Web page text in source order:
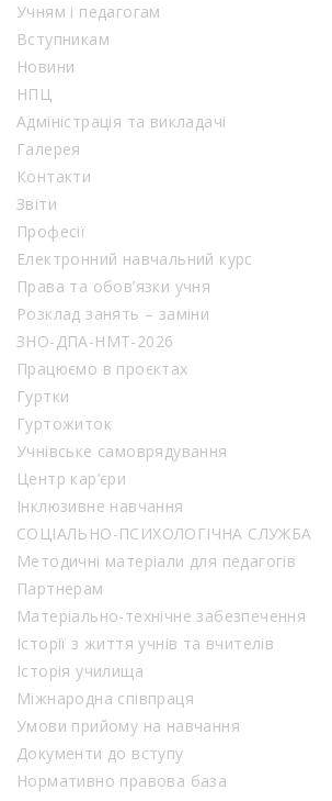
Учням і педагогам
Вступникам
Новини
НПЦ
Адміністрація та викладачі
Галерея
Контакти
Звіти
Професії
Електронний навчальний курс
Права та обов’язки учня
Розклад занять – заміни
ЗНО-ДПА-НМТ-2026
Працюємо в проєктах
Гуртки
Гуртожиток
Учнівське самоврядування
Центр кар’єри
Інклюзивне навчання
СОЦІАЛЬНО-ПСИХОЛОГІЧНА СЛУЖБА
Методичні матеріали для педагогів
Партнерам
Матеріально-технічне забезпечення
Історії з життя учнів та вчителів
Історія училища
Міжнародна співпраця
Умови прийому на навчання
Документи до вступу
Нормативно правова база